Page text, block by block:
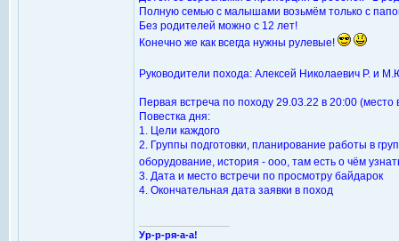
Полную семью с малышами возьмём только с
Без родителей можно с 12 лет!
Конечно же как всегда нужны рулевые!
Руководители похода: Алексей Николаевич Р. и
Первая встреча по походу 29.03.22 в 20:00 (место
Повестка дня:
1. Цели каждого
2. Группы подготовки, планирование работы в
оборудование, история - ооо, там есть о чём
3. Дата и место встречи по просмотру байдарок
4. Окончательная дата заявки в поход
Ур-р-ря-а-а!